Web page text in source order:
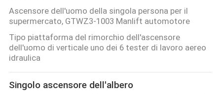
Ascensore dell'uomo della singola persona per il
supermercato, GTWZ3-1003 Manlift automotore
Tipo piattaforma del rimorchio dell'ascensore
dell'uomo di verticale uno dei 6 tester di lavoro aereo
idraulica
Singolo ascensore dell'albero